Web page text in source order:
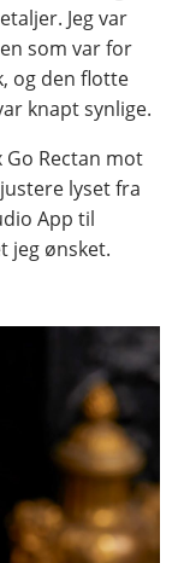
Jeg var
som var for
og den flotte
knapt synlige.
Go Rectan mot
lyset fra
App til
jeg ønsket.